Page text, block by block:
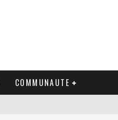
COMMUNAUTE